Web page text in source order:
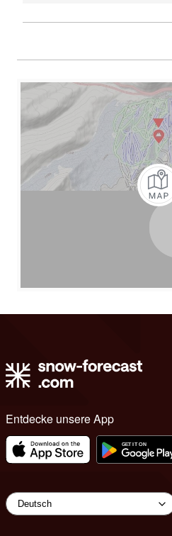
Entdecke unsere App